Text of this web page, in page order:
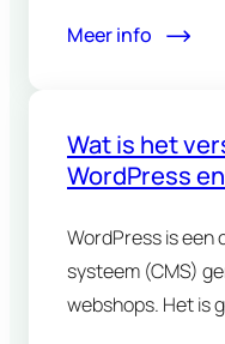
Meer info
Wat is het
WordPress
WordPress is
systeem (CMS)
webshops. Het is